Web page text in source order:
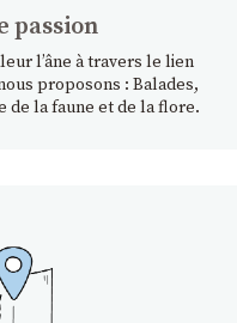
passion
l’âne à travers le lien
proposons : Balades,
de la faune et de la flore.